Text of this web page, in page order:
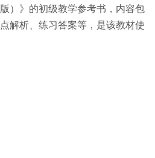
）》的初级教学参考书，内容包
解析、练习答案等，是该教材使